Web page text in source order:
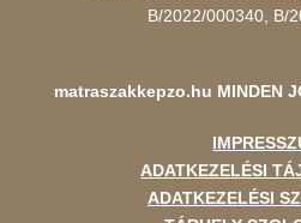
B/2022/000340, B/
matraszakkepzo.hu MINDEN
ADATKEZELÉSI
ADATKEZELÉSI